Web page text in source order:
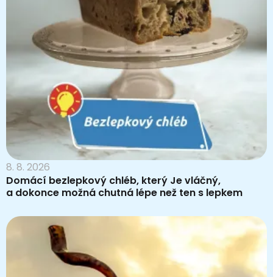
8. 8. 2026
Domácí bezlepkový chléb, který Je vláčný,
a dokonce možná chutná lépe než ten s lepkem